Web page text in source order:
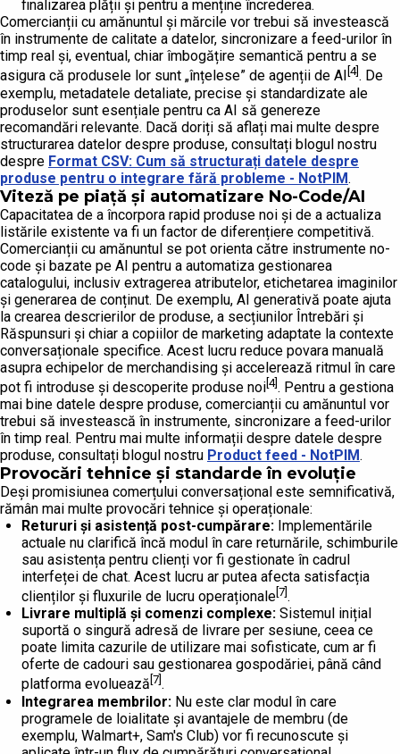
finalizarea plății și pentru a menține încrederea.
Comercianții cu amănuntul și mărcile vor trebui să investească
în instrumente de calitate a datelor, sincronizare a feed-urilor în
timp real și, eventual, chiar îmbogățire semantică pentru a se
asigura că produsele lor sunt „înțelese” de agenții de AI [4]. De
exemplu, metadatele detaliate, precise și standardizate ale
produselor sunt esențiale pentru ca AI să genereze
recomandări relevante. Dacă doriți să aflați mai multe despre
structurarea datelor despre produse, consultați blogul nostru
despre Format CSV: Cum să structurați datele despre
produse pentru o integrare fără probleme - NotPIM.
Viteză pe piață și automatizare No-Code/AI
Capacitatea de a încorpora rapid produse noi și de a actualiza
listările existente va fi un factor de diferențiere competitivă.
Comercianții cu amănuntul se pot orienta către instrumente no-
code și bazate pe AI pentru a automatiza gestionarea
catalogului, inclusiv extragerea atributelor, etichetarea imaginilor
și generarea de conținut. De exemplu, AI generativă poate ajuta
la crearea descrierilor de produse, a secțiunilor Întrebări și
Răspunsuri și chiar a copiilor de marketing adaptate la contexte
conversaționale specifice. Acest lucru reduce povara manuală
asupra echipelor de merchandising și accelerează ritmul în care
pot fi introduse și descoperite produse noi [4]. Pentru a gestiona
mai bine datele despre produse, comercianții cu amănuntul vor
trebui să investească în instrumente, sincronizare a feed-urilor
în timp real. Pentru mai multe informații despre datele despre
produse, consultați blogul nostru Product feed - NotPIM.
Provocări tehnice și standarde în evoluție
Deși promisiunea comerțului conversațional este semnificativă,
rămân mai multe provocări tehnice și operaționale:
Retururi și asistență post-cumpărare: Implementările
actuale nu clarifică încă modul în care returnările, schimburile
sau asistența pentru clienți vor fi gestionate în cadrul
interfeței de chat. Acest lucru ar putea afecta satisfacția
clienților și fluxurile de lucru operaționale [7] .
Livrare multiplă și comenzi complexe: Sistemul inițial
suportă o singură adresă de livrare per sesiune, ceea ce
poate limita cazurile de utilizare mai sofisticate, cum ar fi
oferte de cadouri sau gestionarea gospodăriei, până când
platforma evoluează [7] .
Integrarea membrilor: Nu este clar modul în care
programele de loialitate și avantajele de membru (de
exemplu, Walmart+, Sam's Club) vor fi recunoscute și